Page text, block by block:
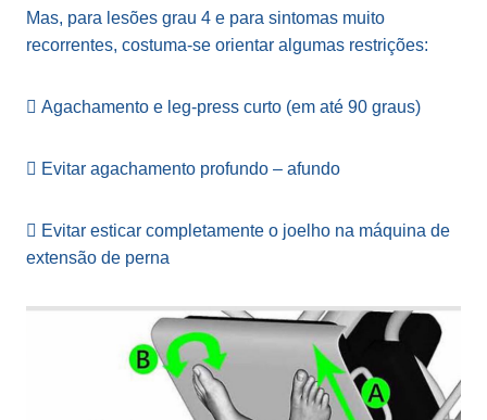
Mas, para lesões grau 4 e para sintomas muito
recorrentes, costuma-se orientar algumas restrições:
 Agachamento e leg-press curto (em até 90 graus)
 Evitar agachamento profundo – afundo
 Evitar esticar completamente o joelho na máquina de
extensão de perna